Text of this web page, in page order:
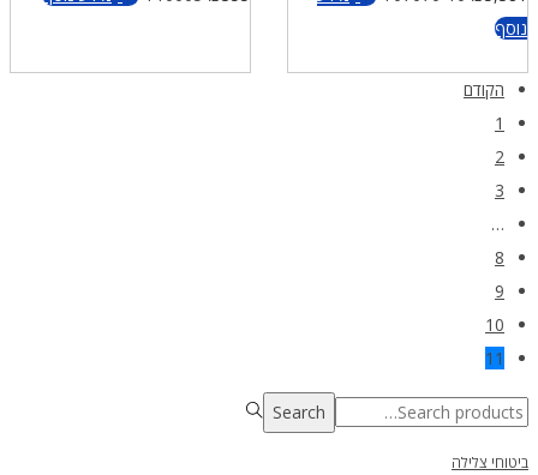
נוסף
הקודם
1
2
3
…
8
9
10
11
Search
ביטוחי צלילה